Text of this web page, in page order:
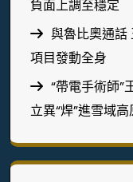
負面上調至穩定
與魯比奧通話
項目發動全身
“帶電手術師”
立異“焊”進雪域高